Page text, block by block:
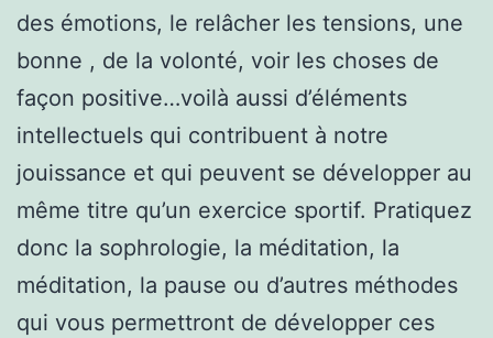
des émotions, le relâcher les tensions, une
bonne , de la volonté, voir les choses de
façon positive…voilà aussi d’éléments
intellectuels qui contribuent à notre
jouissance et qui peuvent se développer au
même titre qu’un exercice sportif. Pratiquez
donc la sophrologie, la méditation, la
méditation, la pause ou d’autres méthodes
qui vous permettront de développer ces